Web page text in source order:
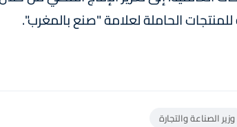
الحاملة لعلامة "صنع بالمغرب".
وزير الصناعة والتجارة